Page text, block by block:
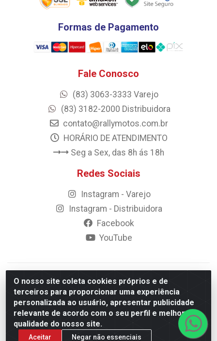
O nosso site coleta cookies próprios e de
terceiros para proporcionar uma experiência
personalizada ao usuário, apresentar publicidade
relevante de acordo com o seu perfil e melhorar a
qualidade do nosso site.
Aceitar Negar não essenciais
Formas de Pagamento
Fale Conosco
(83) 3063-3333 Varejo
(83) 3182-2000 Distribuidora
contato@rallymotos.com.br
HORÁRIO DE ATENDIMENTO
Seg a Sex, das 8h ás 18h
Redes Sociais
Instagram - Varejo
Instagram - Distribuidora
Facebook
YouTube
© 2023 Rally Motos - todos os direitos reservados.
Razão Social: Rally motos distribuidora, importadora e
transportadora de peças LTDA - CNPJ 09.262.859/0001-43 -
Rua Vigário Calixto 2900 - Catolé, Campina Grande/PB